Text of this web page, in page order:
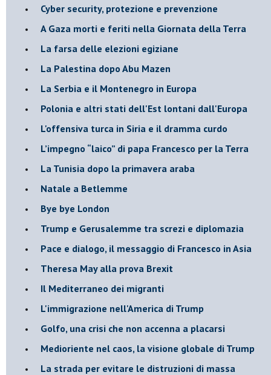
Cyber security, protezione e prevenzione
A Gaza morti e feriti nella Giornata della Terra
La farsa delle elezioni egiziane
La Palestina dopo Abu Mazen
La Serbia e il Montenegro in Europa
Polonia e altri stati dell'Est lontani dall'Europa
L'offensiva turca in Siria e il dramma curdo
L’impegno “laico” di papa Francesco per la Terra
La Tunisia dopo la primavera araba
Natale a Betlemme
Bye bye London
Trump e Gerusalemme tra screzi e diplomazia
Pace e dialogo, il messaggio di Francesco in Asia
Theresa May alla prova Brexit
Il Mediterraneo dei migranti
L'immigrazione nell'America di Trump
Golfo, una crisi che non accenna a placarsi
Medioriente nel caos, la visione globale di Trump
La strada per evitare le distruzioni di massa